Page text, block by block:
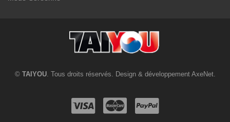
© TAIYOU. Tous droits réservés. Design & développement AxeNet.